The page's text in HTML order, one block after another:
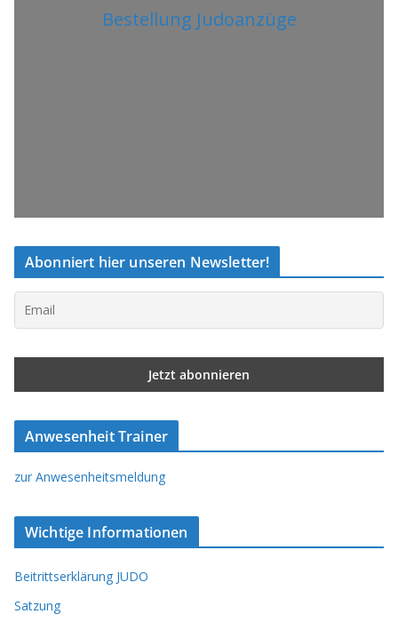
Bestellung Judoanzüge
Abonniert hier unseren Newsletter!
Anwesenheit Trainer
zur Anwesenheitsmeldung
Wichtige Informationen
Beitrittserklärung JUDO
Satzung